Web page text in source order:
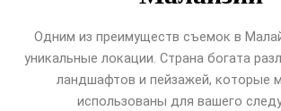
Одним из преимуществ съемок в
уникальные локации. Страна богата
ландшафтов и пейзажей, которые
использованы для вашего